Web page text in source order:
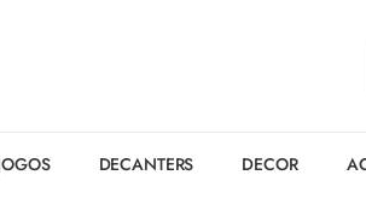
DECANTERS DECOR